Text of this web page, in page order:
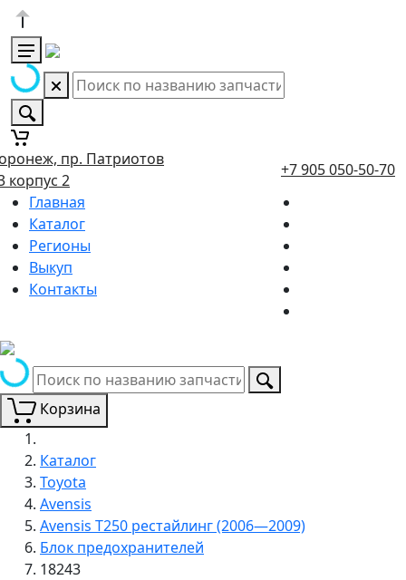
пр. Патриотов
корпус 2
+7 905 050-50-70
Главная
Каталог
Регионы
Выкуп
Контакты
Корзина
Каталог
Toyota
Avensis
Avensis T250 рестайлинг (2006—2009)
Блок предохранителей
18243